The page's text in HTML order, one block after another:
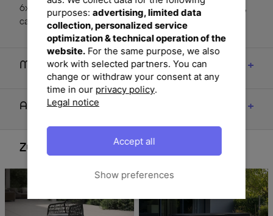
6x OUTFLEXX® Verona Diningsessel, anthrazit, Alu/Rope,
ca. 60 x 64 x 83 cm
Maße
Artikelmerkmale & Materialien
Zubehör
purposes: advertising, limited data
collection, personalized service
optimization & technical operation of the
website.For the same purpose, we also
work with selected partners. You can
change or withdraw your consent at any
time in our privacy policy.
Legal notice
Show preferences
Accept all